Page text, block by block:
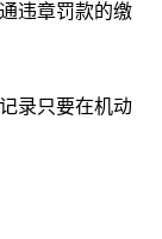
违章罚款的缴
录只要在机动